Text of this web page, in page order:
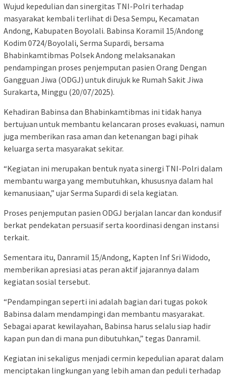
Wujud kepedulian dan sinergitas TNI-Polri terhadap
masyarakat kembali terlihat di Desa Sempu, Kecamatan
Andong, Kabupaten Boyolali. Babinsa Koramil 15/Andong
Kodim 0724/Boyolali, Serma Supardi, bersama
Bhabinkamtibmas Polsek Andong melaksanakan
pendampingan proses penjemputan pasien Orang Dengan
Gangguan Jiwa (ODGJ) untuk dirujuk ke Rumah Sakit Jiwa
Surakarta, Minggu (20/07/2025).
Kehadiran Babinsa dan Bhabinkamtibmas ini tidak hanya
bertujuan untuk membantu kelancaran proses evakuasi, namun
juga memberikan rasa aman dan ketenangan bagi pihak
keluarga serta masyarakat sekitar.
“Kegiatan ini merupakan bentuk nyata sinergi TNI-Polri dalam
membantu warga yang membutuhkan, khususnya dalam hal
kemanusiaan,” ujar Serma Supardi di sela kegiatan.
Proses penjemputan pasien ODGJ berjalan lancar dan kondusif
berkat pendekatan persuasif serta koordinasi dengan instansi
terkait.
Sementara itu, Danramil 15/Andong, Kapten Inf Sri Widodo,
memberikan apresiasi atas peran aktif jajarannya dalam
kegiatan sosial tersebut.
“Pendampingan seperti ini adalah bagian dari tugas pokok
Babinsa dalam mendampingi dan membantu masyarakat.
Sebagai aparat kewilayahan, Babinsa harus selalu siap hadir
kapan pun dan di mana pun dibutuhkan,” tegas Danramil.
Kegiatan ini sekaligus menjadi cermin kepedulian aparat dalam
menciptakan lingkungan yang lebih aman dan peduli terhadap